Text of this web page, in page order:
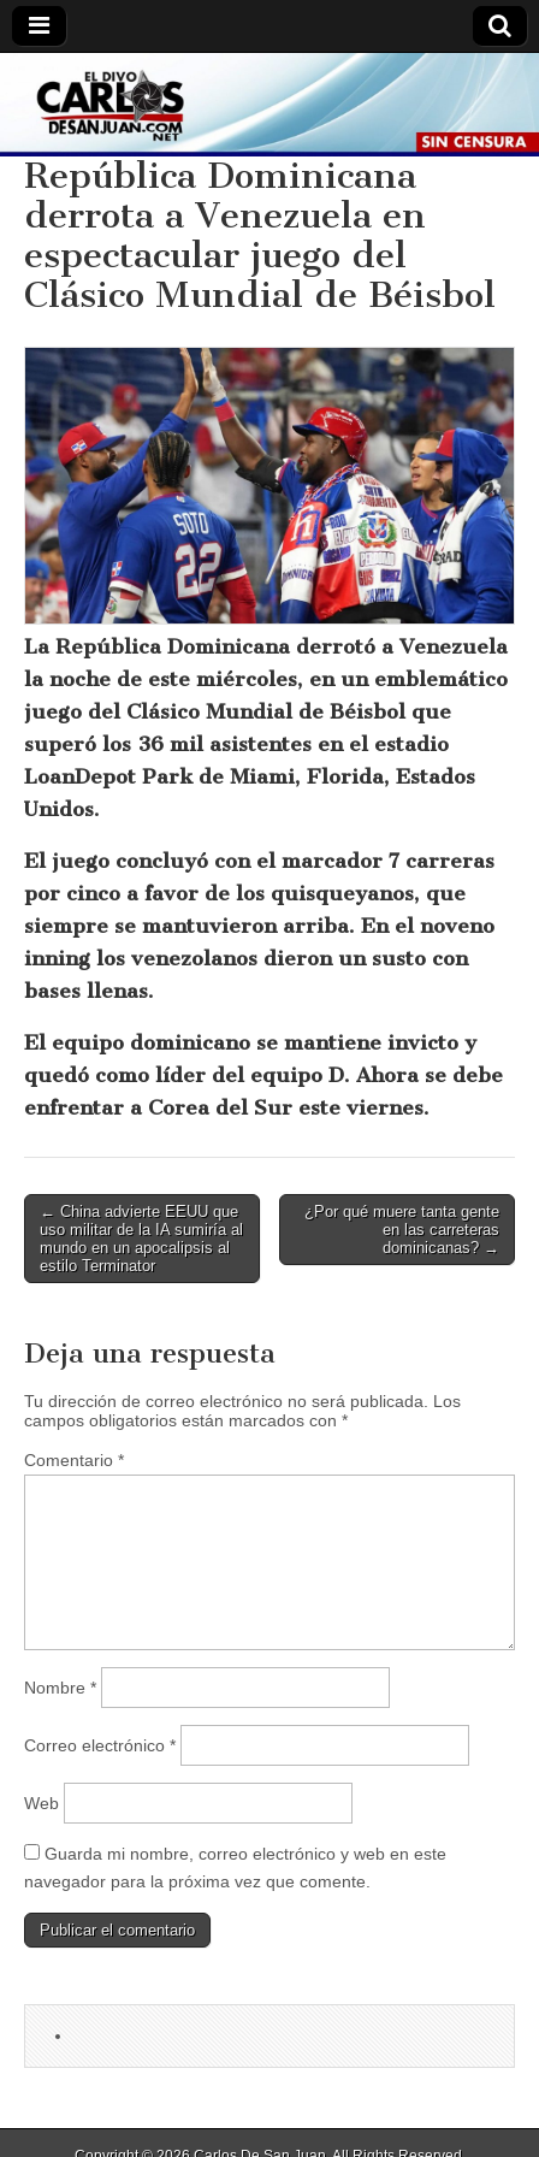
Carlos
De
San
Juan
Carlos
De
San
Juan //
El
Divo.
República Dominicana
derrota a Venezuela en
espectacular juego del
Clásico Mundial de Béisbol
La República Dominicana derrotó a Venezuela
la noche de este miércoles, en un emblemático
juego del Clásico Mundial de Béisbol que
superó los 36 mil asistentes en el estadio
LoanDepot Park de Miami, Florida, Estados
Unidos.
El juego concluyó con el marcador 7 carreras
por cinco a favor de los quisqueyanos, que
siempre se mantuvieron arriba. En el noveno
inning los venezolanos dieron un susto con
bases llenas.
El equipo dominicano se mantiene invicto y
quedó como líder del equipo D. Ahora se debe
enfrentar a Corea del Sur este viernes.
Post
navigation
← China advierte EEUU que
uso militar de la IA sumiría al
mundo en un apocalipsis al
estilo Terminator
¿Por qué muere tanta gente
en las carreteras
dominicanas? →
Deja una respuesta
Tu dirección de correo electrónico no será publicada.
Los
campos obligatorios están marcados con *
Comentario *
Nombre *
Correo electrónico *
Web
Guarda mi nombre, correo electrónico y web en este
navegador para la próxima vez que comente.